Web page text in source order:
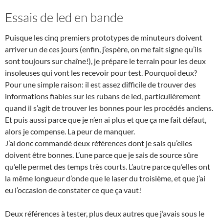
Essais de led en bande
Puisque les cinq premiers prototypes de minuteurs doivent
arriver un de ces jours (enfin, j’espère, on me fait signe qu’ils
sont toujours sur chaîne!), je prépare le terrain pour les deux
insoleuses qui vont les recevoir pour test. Pourquoi deux?
Pour une simple raison: il est assez difficile de trouver des
informations fiables sur les rubans de led, particulièrement
quand il s’agit de trouver les bonnes pour les procédés anciens.
Et puis aussi parce que je n’en ai plus et que ça me fait défaut,
alors je compense. La peur de manquer.
J’ai donc commandé deux références dont je sais qu’elles
doivent être bonnes. L’une parce que je sais de source sûre
qu’elle permet des temps très courts. L’autre parce qu’elles ont
la même longueur d’onde que le laser du troisième, et que j’ai
eu l’occasion de constater ce que ça vaut!
Deux références à tester, plus deux autres que j’avais sous le